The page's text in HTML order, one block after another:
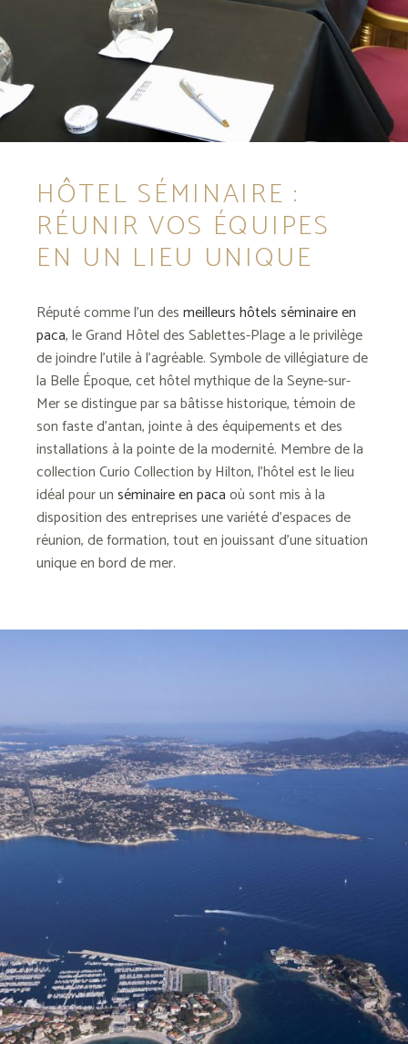
HÔTEL SÉMINAIRE :
RÉUNIR VOS ÉQUIPES
EN UN LIEU UNIQUE
Réputé comme l’un desmeilleurs hôtels séminaire en
paca, le Grand Hôtel des Sablettes-Plage a le privilège
de joindre l’utile à l’agréable. Symbole de villégiature de
la Belle Époque, cet hôtel mythique de la Seyne-sur-
Mer se distingue par sa bâtisse historique, témoin de
son faste d’antan, jointe à des équipements et des
installations à la pointe de la modernité. Membre de la
collection Curio Collection by Hilton, l’hôtel est le lieu
idéal pour unséminaire en pacaoù sont mis à la
disposition des entreprises une variété d’espaces de
réunion, de formation, tout en jouissant d’une situation
unique en bord de mer.